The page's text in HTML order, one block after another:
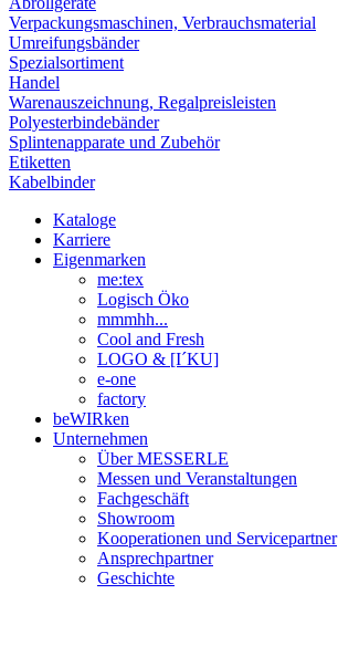
Verpackungsmaschinen, Verbrauchsmaterial
Umreifungsbänder
Spezialsortiment
Handel
Warenauszeichnung, Regalpreisleisten
Polyesterbindebänder
Splintenapparate und Zubehör
Etiketten
Kabelbinder
Kataloge
Karriere
Eigenmarken
me:tex
Logisch Öko
mmmhh...
Cool and Fresh
LOGO & [I´KU]
e-one
factory
beWIRken
Unternehmen
Über MESSERLE
Messen und Veranstaltungen
Fachgeschäft
Showroom
Kooperationen und Servicepartner
Ansprechpartner
Geschichte